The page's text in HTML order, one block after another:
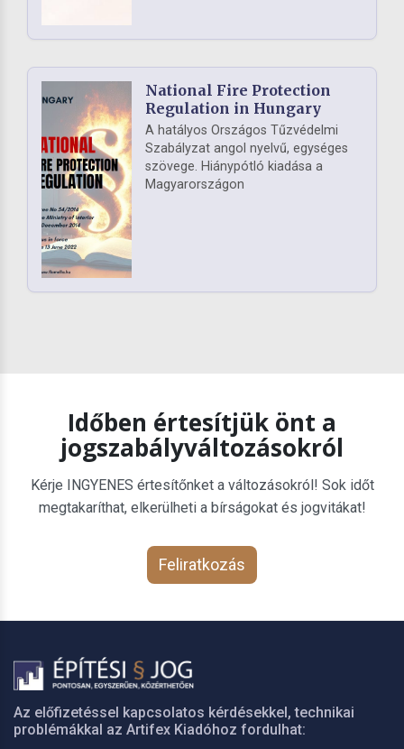
National Fire Protection
Regulation in Hungary
A hatályos Országos Tűzvédelmi
Szabályzat angol nyelvű, egységes
szövege. Hiánypótló kiadása a
Magyarországon
Időben értesítjük önt a
jogszabályváltozásokról
Kérje INGYENES értesítőnket a változásokról! Sok időt
megtakaríthat, elkerülheti a bírságokat és jogvitákat!
Feliratkozás
Az előfizetéssel kapcsolatos kérdésekkel, technikai
problémákkal az Artifex Kiadóhoz fordulhat: